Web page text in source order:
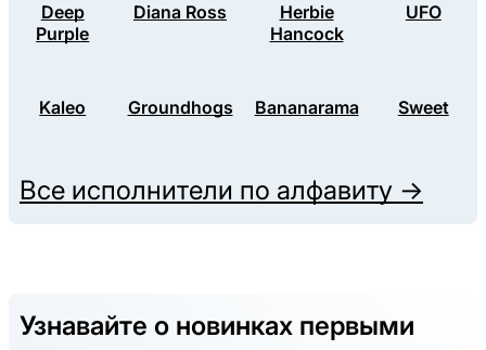
Deep
Purple
Diana Ross
Herbie
Hancock
UFO
Kaleo Groundhogs Bananarama Sweet
Все исполнители по алфавиту →
Узнавайте о новинках первыми